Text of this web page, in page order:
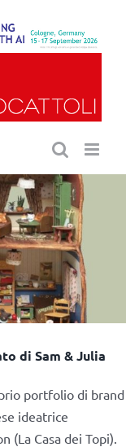
di Sam & Julia
portfolio di brand
ideatrice
(La Casa dei Topi).